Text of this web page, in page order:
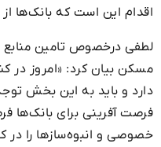
اقدام این است که بانک‌ها
لطفی درخصوص تامین
مسکن بیان کرد: «امروز
دارد و باید به این بخش
فرصت آفرینی برای
خصوصی و انبوه‌سازها را در